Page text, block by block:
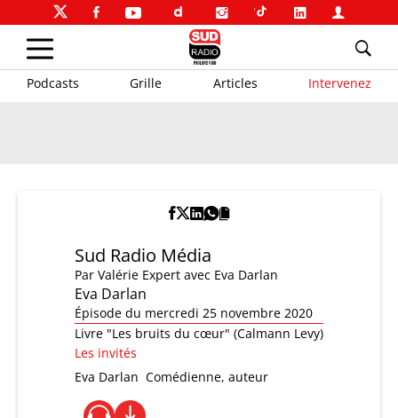
Podcasts Grille Articles Intervenez
Sud Radio Média
Par Valérie Expert avec Eva Darlan
Eva Darlan
Épisode du mercredi 25 novembre 2020
Livre "Les bruits du cœur" (Calmann Levy)
Les invités
Eva Darlan Comédienne, auteur